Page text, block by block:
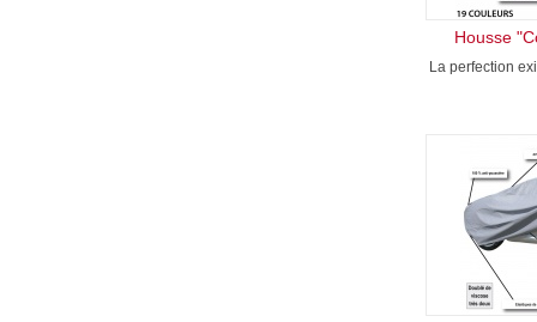
Housse
La perfection